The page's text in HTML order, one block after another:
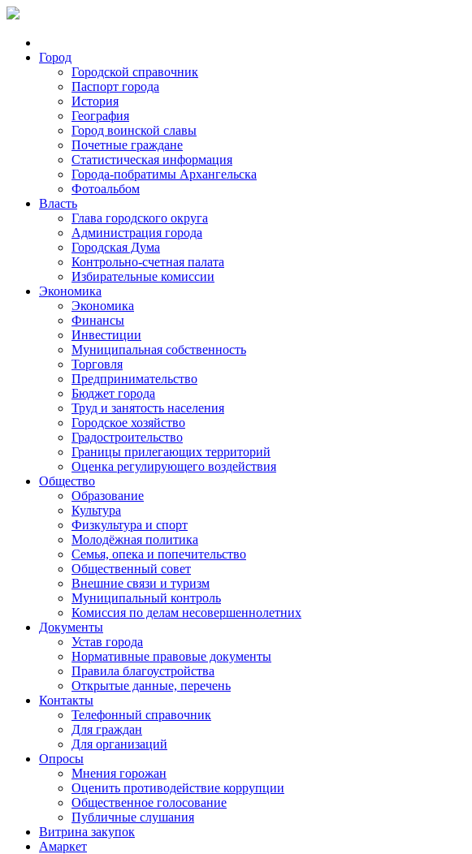
Город
Городской справочник
Паспорт города
История
География
Город воинской славы
Почетные граждане
Статистическая информация
Города-побратимы Архангельска
Фотоальбом
Власть
Глава городского округа
Администрация города
Городская Дума
Контрольно-счетная палата
Избирательные комиссии
Экономика
Экономика
Финансы
Инвестиции
Муниципальная собственность
Торговля
Предпринимательство
Бюджет города
Труд и занятость населения
Городское хозяйство
Градостроительство
Границы прилегающих территорий
Оценка регулирующего воздействия
Общество
Образование
Культура
Физкультура и спорт
Молодёжная политика
Семья, опека и попечительство
Общественный совет
Внешние связи и туризм
Муниципальный контроль
Комиссия по делам несовершеннолетних
Документы
Устав города
Нормативные правовые документы
Правила благоустройства
Открытые данные, перечень
Контакты
Телефонный справочник
Для граждан
Для организаций
Опросы
Мнения горожан
Оценить противодействие коррупции
Общественное голосование
Публичные слушания
Витрина закупок
Амаркет